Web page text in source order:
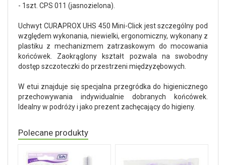
- 1szt. CPS 011 (jasnozielona).
Uchwyt CURAPROX UHS 450 Mini-Click jest szczególny pod
względem wykonania, niewielki, ergonomiczny, wykonany z
plastiku z mechanizmem zatrzaskowym do mocowania
końcówek. Zaokrąglony kształt pozwala na swobodny
dostęp szczoteczki do przestrzeni międzyzębowych.
W etui znajduje się specjalna przegródka do higienicznego
przechowywania indywidualnie dobranych końcówek.
Idealny w podróży i jako prezent zachęcający do higieny.
Polecane produkty